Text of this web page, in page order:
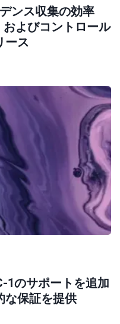
ンス収集の効率
よびコントロール
ース
1のサポートを追加
な保証を提供